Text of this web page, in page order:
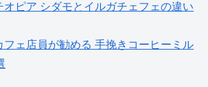
オピア シダモとイルガチェフェの違い
フェ店員が勧める 手挽きコーヒーミル